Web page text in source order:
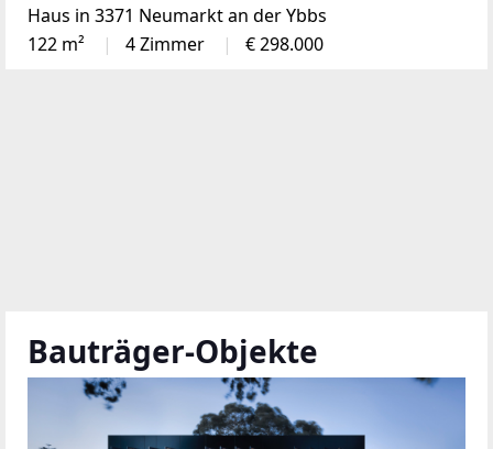
Haus in 3371 Neumarkt an der Ybbs
122 m²
4 Zimmer € 298.000
Bauträger-Objekte